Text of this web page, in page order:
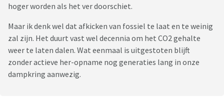
hoger worden als het ver doorschiet.
Maar ik denk wel dat afkicken van fossiel te laat en te weinig
zal zijn. Het duurt vast wel decennia om het CO2 gehalte
weer te laten dalen. Wat eenmaal is uitgestoten blijft
zonder actieve her-opname nog generaties lang in onze
dampkring aanwezig.